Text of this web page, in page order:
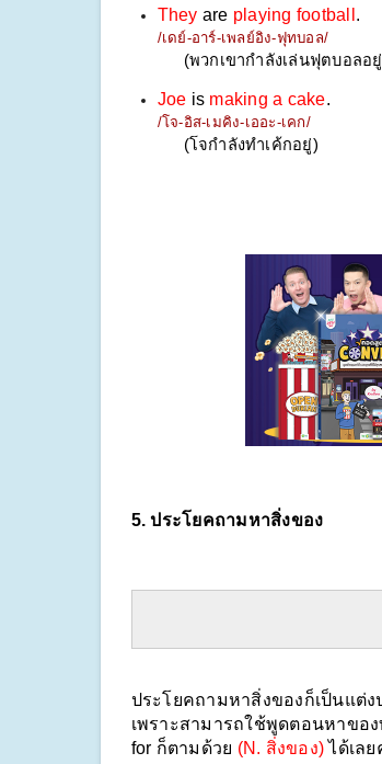
They are playing football .
/เดย์-อาร์-เพลย์อิง-ฟุทบอล/
(พวกเขากำลังเล่นฟุตบอลอ
Joe is making a cake.
/โจ-อิส-เมคิง-เออะ-เคก/
(โจกำลังทำเค้กอยู่)
5. ประโยคถามหาสิ่งของ
ประโยคถามหาสิ่งของก็เป็นแต่
เพราะสามารถใช้พูดตอนหาขอ
for ก็ตามด้วย (N. สิ่งของ) ได้เลย